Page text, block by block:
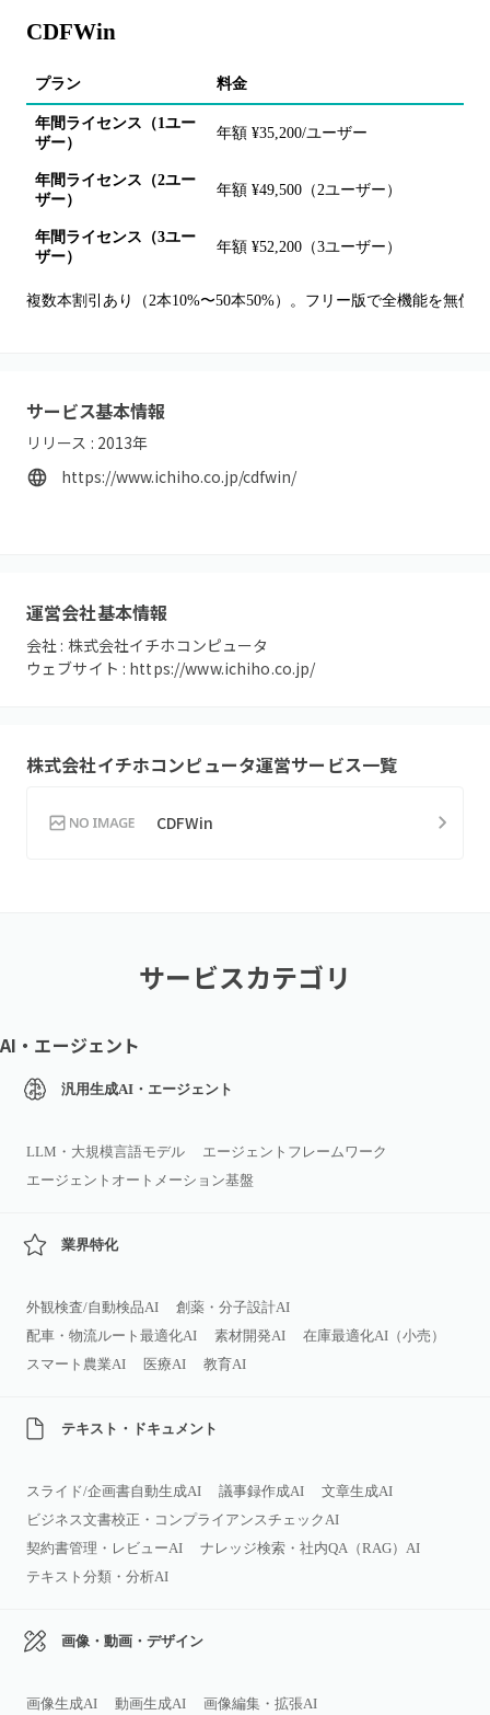
CDFWin
プラン 料金
年間ライセンス（1ユー
ザー）
年額 ¥35,200/ユーザー
年間ライセンス（2ユー
ザー）
年額 ¥49,500（2ユーザー）
年間ライセンス（3ユー
ザー）
年額 ¥52,200（3ユーザー）
複数本割引あり（2本10%〜50本50%）。フリー版で全機能を無償
サービス基本情報
リリース : 2013年
https://www.ichiho.co.jp/cdfwin/
運営会社基本情報
会社 : 株式会社イチホコンピュータ
ウェブサイト : https://www.ichiho.co.jp/
株式会社イチホコンピュータ運営サービス一覧
CDFWin
サービスカテゴリ
AI・エージェント
汎用生成AI・エージェント
LLM・大規模言語モデル
エージェントフレームワーク
エージェントオートメーション基盤
業界特化
外観検査/自動検品AI
創薬・分子設計AI
配車・物流ルート最適化AI
素材開発AI
在庫最適化AI（小売）
スマート農業AI
医療AI 教育AI
テキスト・ドキュメント
スライド/企画書自動生成AI 議事録作成AI
文章生成AI
ビジネス文書校正・コンプライアンスチェックAI
契約書管理・レビューAI
ナレッジ検索・社内QA（RAG）AI
テキスト分類・分析AI
画像・動画・デザイン
画像生成AI 動画生成AI 画像編集・拡張AI